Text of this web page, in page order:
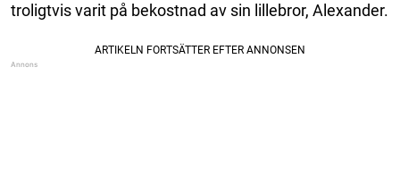
troligtvis varit på bekostnad av sin lillebror, Alexander.